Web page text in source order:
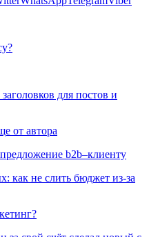
для постов и
от автора
b2b–клиенту
как не слить бюджет из-за